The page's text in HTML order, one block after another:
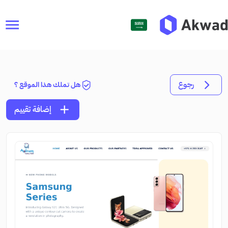
menu
رجوع هل تملك هذا الموقع ؟
add إضافة تقييم